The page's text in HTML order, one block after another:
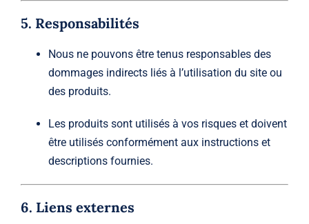
5. Responsabilités
Nous ne pouvons être tenus responsables des
dommages indirects liés à l’utilisation du site ou
des produits.
Les produits sont utilisés à vos risques et doivent
être utilisés conformément aux instructions et
descriptions fournies.
6. Liens externes